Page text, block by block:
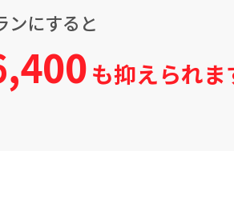
ンにすると
も抑えられま